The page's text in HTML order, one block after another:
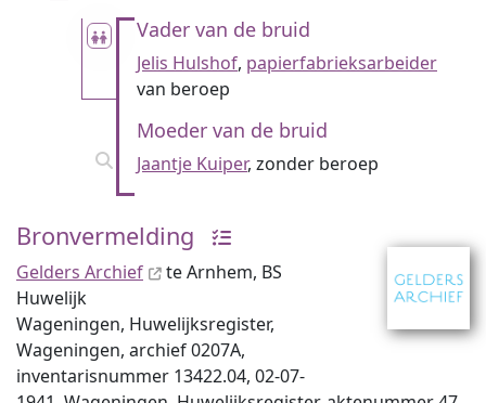
Vader van de bruid
Jelis Hulshof, papierfabrieksarbeider
van beroep
Moeder van de bruid
Jaantje Kuiper, zonder beroep
Bronvermelding
Gelders Archief
te Arnhem, BS
Huwelijk
Wageningen, Huwelijksregister,
Wageningen, archief 0207A,
inventaris­num­mer 13422.04, 02-07-